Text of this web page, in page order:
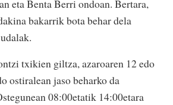
eta Benta Berri ondoan. Bertara,
bakarrik bota behar dela
txikien giltza, azaroaren 12 edo
ostiralean jaso beharko da
08:00etatik 14:00etara